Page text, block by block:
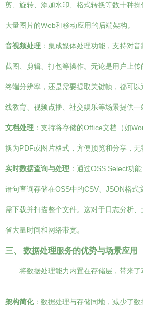
剪、旋转、添加水印、格式转换等数十种
大量图片的Web和移动应用的后端架构。
音视频处理 ：集成媒体处理功能，支持对
截图、剪辑、打包等操作。无论是用户上
终端分辨率，还是需要提取关键帧，都可
线教育、视频点播、社交娱乐等场景提供一
文档处理 ：支持将存储的Office文档（如
换为PDF或图片格式，方便预览和分享，无
实时数据查询与处理 ：通过OSS Select功
语句查询存储在OSS中的CSV、JSON格式
需下载并扫描整个文件。这对于日志分析
省大量时间和网络带宽。
三、 数据处理服务的优势与场景应用
将数据处理能力内置在存储层，带来了
架构简化：数据处理与存储同地，减少了